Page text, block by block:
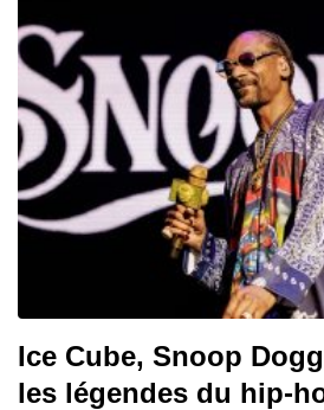
Ice Cube, Snoop
les légendes du hip-